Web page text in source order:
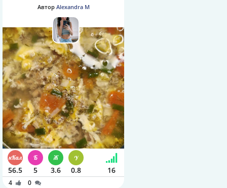
Автор Alexandra M
56.5 5 3.6 0.8 16
4 0